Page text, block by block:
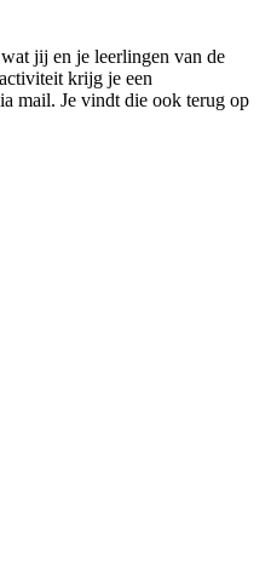
jij en je leerlingen van de
krijg je een
mail. Je vindt die ook terug op